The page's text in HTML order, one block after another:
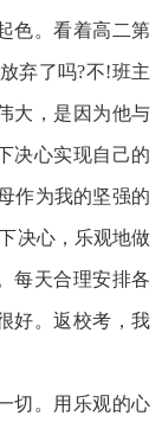
色。看着高二第
弃了吗?不!班主
大，是因为他与
决心实现自己的
作为我的坚强的
决心，乐观地做
每天合理安排各
好。返校考，我
。用乐观的心